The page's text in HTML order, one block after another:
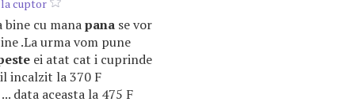
cuptor
bine cu manapana se vor
.La urma vom pune
ei atat cat i cuprinde
incalzit la 370 F
data aceasta la 475 F